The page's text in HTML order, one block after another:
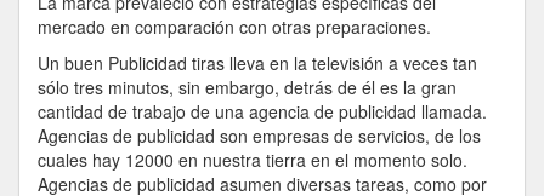
mercado en comparación con otras preparaciones.
Un buen Publicidad tiras lleva en la televisión a veces tan
sólo tres minutos, sin embargo, detrás de él es la gran
cantidad de trabajo de una agencia de publicidad llamada.
Agencias de publicidad son empresas de servicios, de los
cuales hay 12000 en nuestra tierra en el momento solo.
Agencias de publicidad asumen diversas tareas, como por